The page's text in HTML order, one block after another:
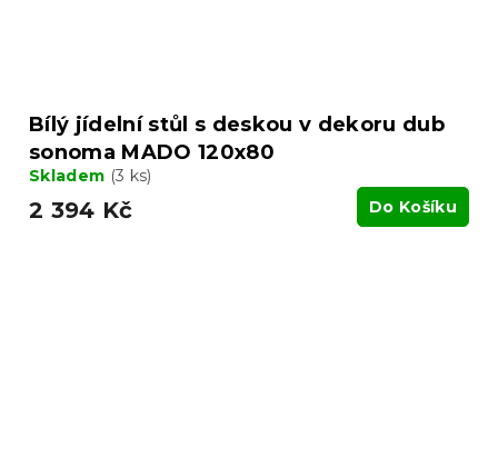
Bílý jídelní stůl s deskou v dekoru dub
sonoma MADO 120x80
Skladem (3 ks)
2 394 Kč Do Košíku